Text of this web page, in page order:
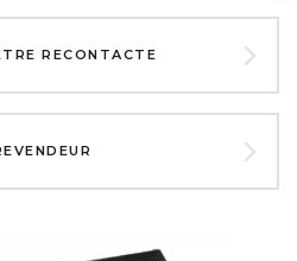
RECONTACTE